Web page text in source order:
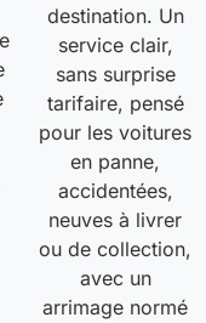
destination. Un
service clair,
sans surprise
tarifaire, pensé
pour les voitures
en panne,
accidentées,
neuves à livrer
ou de collection,
avec un
arrimage normé